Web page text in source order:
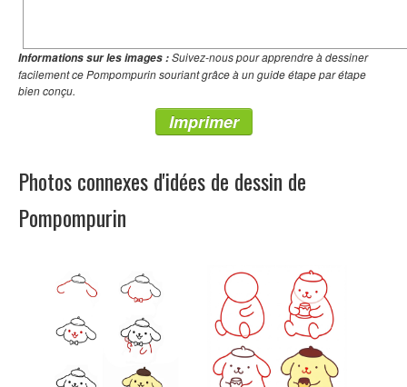
Informations sur les images :Suivez-nous pour apprendre à dessiner
facilement ce Pompompurin souriant grâce à un guide étape par étape
bien conçu.
Imprimer
Photos connexes d'idées de dessin de
Pompompurin